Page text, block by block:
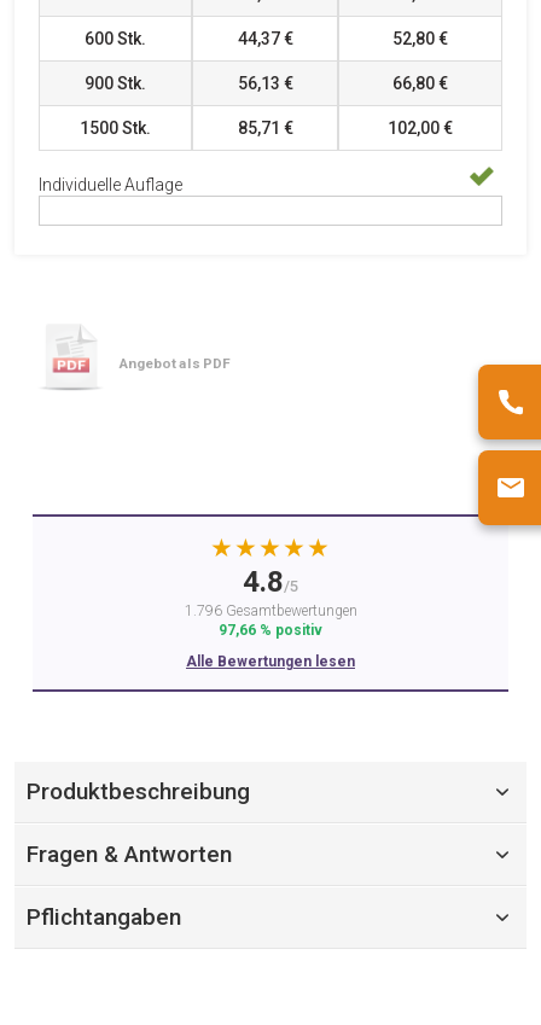
600Stk. 44,37 € 52,80 €
900Stk. 56,13 € 66,80 €
1500Stk. 85,71 € 102,00 €
Individuelle Auflage
Angebot als PDF
★★★★★
4.8/5
1.796 Gesamtbewertungen
97,66 % positiv
Alle Bewertungen lesen
Produktbeschreibung
Fragen & Antworten
Pflichtangaben